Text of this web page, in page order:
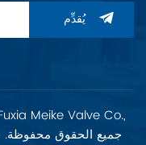
يُقدِّم
Ltd. جميع الحقوق محفوظة.